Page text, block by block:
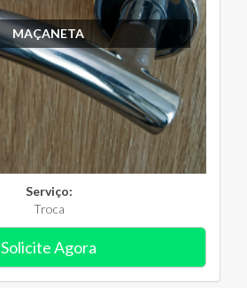
MAÇANETA
Serviço:
Troca
Solicite Agora